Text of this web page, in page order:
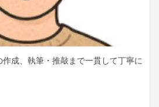
成、執筆・推敲まで一貫して丁寧に